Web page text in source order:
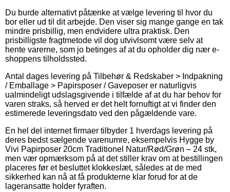
Du burde alternativt påtænke at vælge levering til hvor du
bor eller ud til dit arbejde. Den viser sig mange gange en tak
mindre prisbillig, men endvidere ultra praktisk. Den
prisbilligste fragtmetode vil dog utvivlsomt være selv at
hente varerne, som jo betinges af at du opholder dig nær e-
shoppens tilholdssted.
Antal dages levering på Tilbehør & Redskaber > Indpakning
/ Emballage > Papirsposer / Gaveposer er naturligvis
ualmindeligt udslagsgivende i tilfælde af at du har behov for
varen straks, så herved er det helt fornuftigt at vi finder den
estimerede leveringsdato ved den pågældende vare.
En hel del internet firmaer tilbyder 1 hverdags levering på
deres bedst sælgende varenumre, eksempelvis Hygge by
Vivi Papirposer 20cm Traditionel Natur/Rød/Grøn – 24 stk,
men vær opmærksom på at det stiller krav om at bestillingen
placeres før et besluttet klokkeslæt, således at de med
sikkerhed kan nå at få produkterne klar forud for at de
lageransatte holder fyraften.